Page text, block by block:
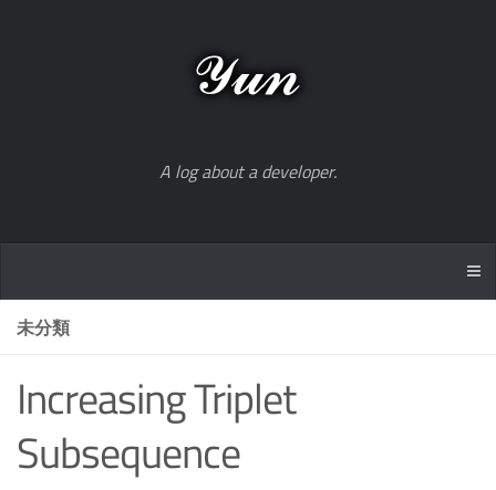
A log about a developer.
未分類
Increasing Triplet
Subsequence